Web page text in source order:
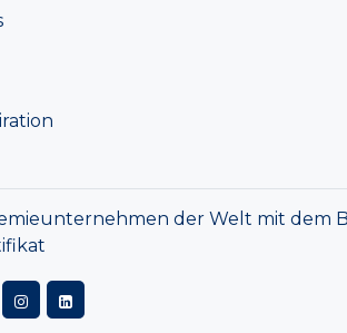
der Welt mit dem